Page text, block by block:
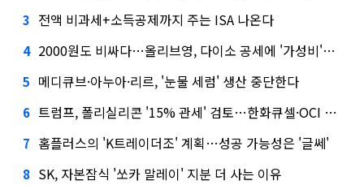
3 전액 비과세+소득공제까지 주는 ISA 나온다
4 2000원도 비싸다…올리브영, 다이소 공세에 '가성비'로 맞불
5 메디큐브·아누아·리르, '눈물 세럼' 생산 중단한다
6 트럼프, 폴리실리콘 '15% 관세' 검토…한화큐셀·OCI 영향은?
7 홈플러스의 'K트레이더조' 계획…성공 가능성은 '글쎄'
8 SK, 자본잠식 '쏘카 말레이' 지분 더 사는 이유